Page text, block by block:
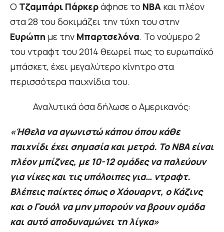
Ο Τζαμπάρι Πάρκεράφησε το ΝΒΑ και πλέον
στα 28 του δοκιμάζει την τύχη του στην
Ευρώπη με την Μπαρτσελόνα. Το νούμερο 2
του ντραφτ του 2014 θεωρεί πως το ευρωπαϊκό
μπάσκετ, έχει μεγαλύτερο κίνητρο στα
περισσότερα παιχνίδια του.
Αναλυτικά όσα δήλωσε ο Αμερικανός:
«Ήθελα να αγωνιστώ κάπου όπου κάθε
παιχνίδι έχει σημασία και μετρά. Το ΝΒΑ είναι
πλέον μπίζνες, με 10-12 ομάδες να παλεύουν
για νίκες και τις υπόλοιπες για… ντραφτ.
Βλέπεις παίκτες όπως ο Χάουαρντ, ο Κάζινς
και ο Γουόλ να μην μπορούν να βρουν ομάδα
και αυτό αποδυναμώνει τη λίγκα»